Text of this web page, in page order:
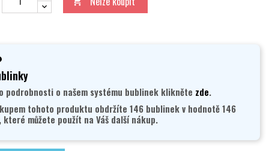
podrobnosti o našem systému bublinek klikněte zde.
tohoto produktu obdržíte 146 bublinek v hodnotě 146
které můžete použít na Váš další nákup.